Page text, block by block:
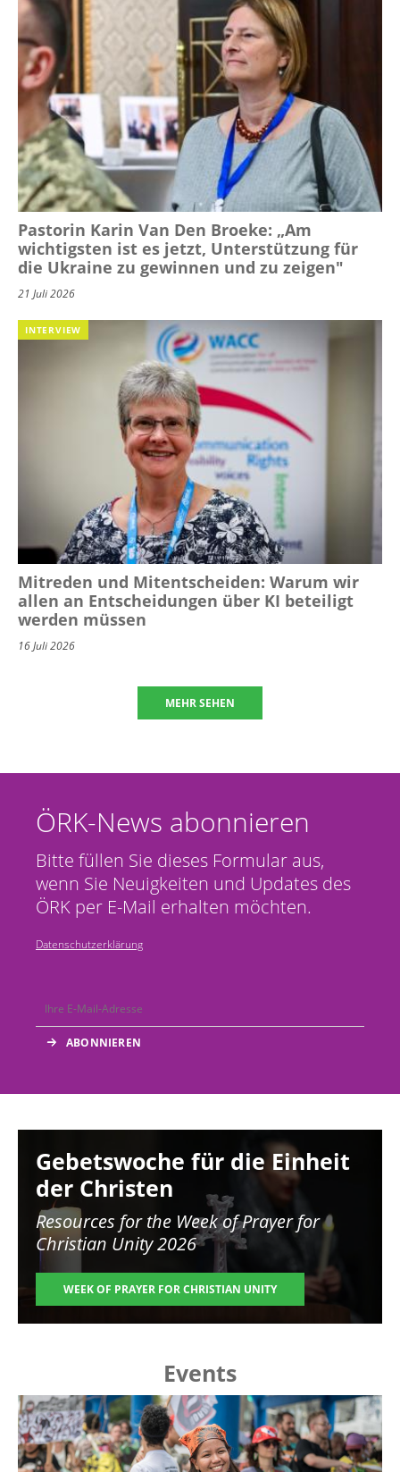
Pastorin Karin Van Den Broeke: „Am
wichtigsten ist es jetzt, Unterstützung für
die Ukraine zu gewinnen und zu zeigen"
21 Juli 2026
INTERVIEW
Mitreden und Mitentscheiden: Warum wir
allen an Entscheidungen über KI beteiligt
werden müssen
16 Juli 2026
MEHR SEHEN
ÖRK-News abonnieren
Bitte füllen Sie dieses Formular aus,
wenn Sie Neuigkeiten und Updates des
ÖRK per E-Mail erhalten möchten.
Datenschutzerklärung
Gebetswoche für die Einheit
der Christen
Resources for the Week of Prayer for
Christian Unity 2026
WEEK OF PRAYER FOR CHRISTIAN UNITY
Events
Image